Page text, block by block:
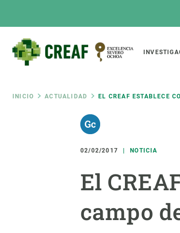
Ruta
navegación
INICIO ACTUALIDAD EL CREAF ESTABLECE
02/02/2017 NOTICIA
El
campo
Featured
responsive
Responsive
menu
SOBRE NOSOTROS
Organización institucional